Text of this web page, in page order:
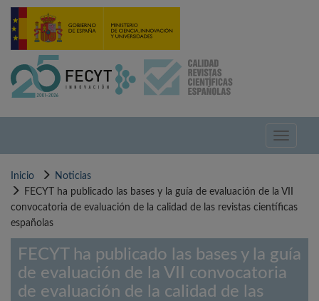
Pasar
contenido
Toggle
Inicio
Noticias
FECYT ha publicado las bases y la guía de evaluación de la VII
convocatoria de evaluación de la calidad de las revistas científicas
españolas
FECYT ha publicado las bases y la guía
de evaluación de la VII convocatoria
de evaluación de la calidad de las